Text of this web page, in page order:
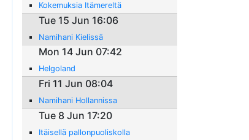
Kokemuksia Itämereltä
Tue 15 Jun 16:06
Namihani Kielissä
Mon 14 Jun 07:42
Helgoland
Fri 11 Jun 08:04
Namihani Hollannissa
Tue 8 Jun 17:20
Itäisellä pallonpuoliskolla